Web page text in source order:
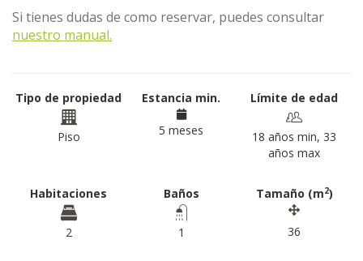
Si tienes dudas de como reservar, puedes consultar
nuestro manual.
Tipo de propiedad
Piso
Estancia min.
5 meses
Límite de edad
18 años min, 33
años max
Habitaciones
2
Baños
1
Tamaño (m2)
36